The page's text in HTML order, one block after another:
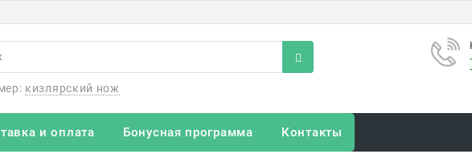
кизлярский нож
и оплата Бонусная программа Контакты